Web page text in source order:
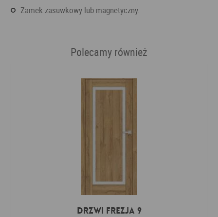
Zamek zasuwkowy lub magnetyczny.
Polecamy również
DRZWI FREZJA 9